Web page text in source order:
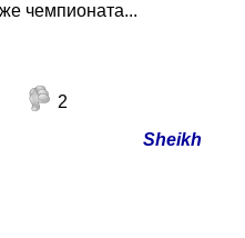
чемпионата...
2
Sheikh